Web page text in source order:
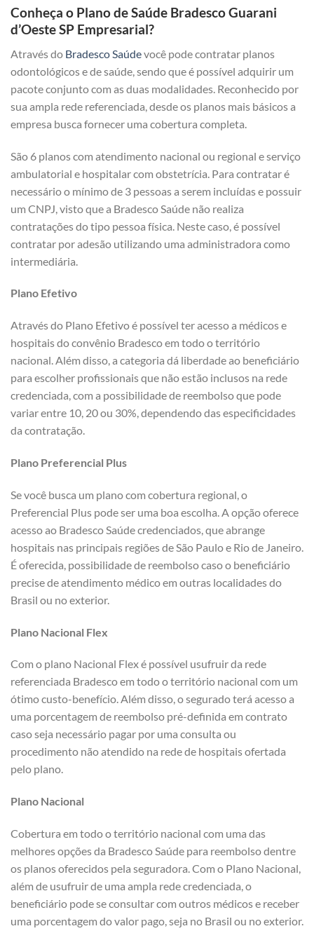
Conheça o Plano de Saúde Bradesco Guarani
d’Oeste SP Empresarial?
Através do Bradesco Saúdevocê pode contratar planos
odontológicos e de saúde, sendo que é possível adquirir um
pacote conjunto com as duas modalidades. Reconhecido por
sua ampla rede referenciada, desde os planos mais básicos a
empresa busca fornecer uma cobertura completa.
São 6 planos com atendimento nacional ou regional e serviço
ambulatorial e hospitalar com obstetrícia. Para contratar é
necessário o mínimo de 3 pessoas a serem incluídas e possuir
um CNPJ, visto que a Bradesco Saúde não realiza
contratações do tipo pessoa física. Neste caso, é possível
contratar por adesão utilizando uma administradora como
intermediária.
Plano Efetivo
Através do Plano Efetivo é possível ter acesso a médicos e
hospitais do convênio Bradesco em todo o território
nacional. Além disso, a categoria dá liberdade ao beneficiário
para escolher profissionais que não estão inclusos na rede
credenciada, com a possibilidade de reembolso que pode
variar entre 10, 20 ou 30%, dependendo das especificidades
da contratação.
Plano Preferencial Plus
Se você busca um plano com cobertura regional, o
Preferencial Plus pode ser uma boa escolha. A opção oferece
acesso ao Bradesco Saúde credenciados, que abrange
hospitais nas principais regiões de São Paulo e Rio de Janeiro.
É oferecida, possibilidade de reembolso caso o beneficiário
precise de atendimento médico em outras localidades do
Brasil ou no exterior.
Plano Nacional Flex
Com o plano Nacional Flex é possível usufruir da rede
referenciada Bradesco em todo o território nacional com um
ótimo custo-benefício. Além disso, o segurado terá acesso a
uma porcentagem de reembolso pré-definida em contrato
caso seja necessário pagar por uma consulta ou
procedimento não atendido na rede de hospitais ofertada
pelo plano.
Plano Nacional
Cobertura em todo o território nacional com uma das
melhores opções da Bradesco Saúde para reembolso dentre
os planos oferecidos pela seguradora. Com o Plano Nacional,
além de usufruir de uma ampla rede credenciada, o
beneficiário pode se consultar com outros médicos e receber
uma porcentagem do valor pago, seja no Brasil ou no exterior.